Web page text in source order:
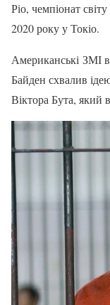
Ріо, чемпіонат
2020 року у Токіо.
Американські ЗМІ
Байден схвалив
Віктора Бута,